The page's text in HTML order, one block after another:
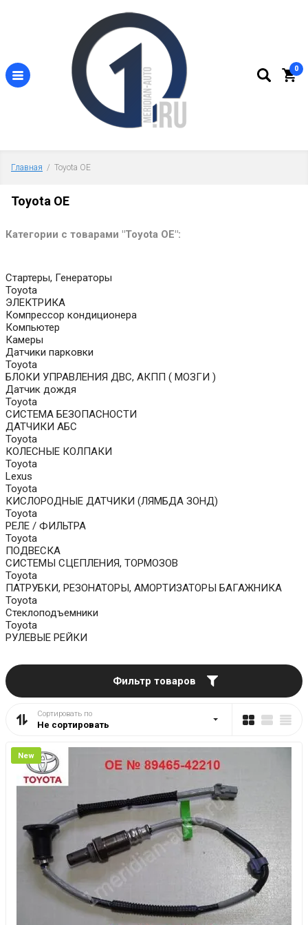
0
Главная
  /  Toyota OE
Toyota OE
Категории с товарами "Toyota OE":
Стартеры, Генераторы
Toyota
ЭЛЕКТРИКА
Компрессор кондиционера
Компьютер
Камеры
Датчики парковки
Toyota
БЛОКИ УПРАВЛЕНИЯ ДВС, АКПП ( МОЗГИ )
Датчик дождя
Toyota
СИСТЕМА БЕЗОПАСНОСТИ
ДАТЧИКИ АБС
Toyota
КОЛЕСНЫЕ КОЛПАКИ
Toyota
Lexus
Toyota
КИСЛОРОДНЫЕ ДАТЧИКИ (ЛЯМБДА ЗОНД)
Toyota
РЕЛЕ / ФИЛЬТРА
Toyota
ПОДВЕСКА
СИСТЕМЫ СЦЕПЛЕНИЯ, ТОРМОЗОВ
Toyota
ПАТРУБКИ, РЕЗОНАТОРЫ, АМОРТИЗАТОРЫ БАГАЖНИКА
Toyota
Стеклоподъемники
Toyota
РУЛЕВЫЕ РЕЙКИ
Фильтр товаров
Сортировать по
Не сортировать
New